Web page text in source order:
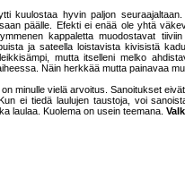
kuulostaa hyvin paljon
päälle. Efekti ei enää ole yhtä
kappaletta muodostavat
ja sateella loistavista kivisistä
mutta itselleni melko
Näin herkkää mutta painavaa
minulle vielä arvoitus. Sanoitukset
ei tiedä laulujen taustoja, voi
laulaa. Kuolema on usein teemana.